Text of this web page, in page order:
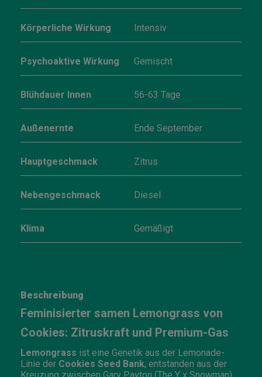
Körperliche Wirkung Intensiv
Psychoaktive Wirkung Gemischt
Blühdauer Innen 56-63 Tage
Außenernte Ende September
Hauptgeschmack Zitrus
Nebengeschmack Diesel
Klima Gemäßigt
Beschreibung
Feminisierter samen Lemongrass von
Cookies: Zitruskraft und Premium-Gas
Lemongrass ist eine Genetik aus der Lemonade-
Linie der Cookies Seed Bank, entstanden aus der